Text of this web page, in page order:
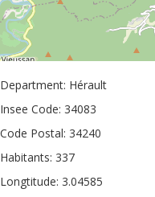
Department: Hérault
Insee Code: 34083
Code Postal: 34240
Habitants: 337
Longtitude: 3.04585